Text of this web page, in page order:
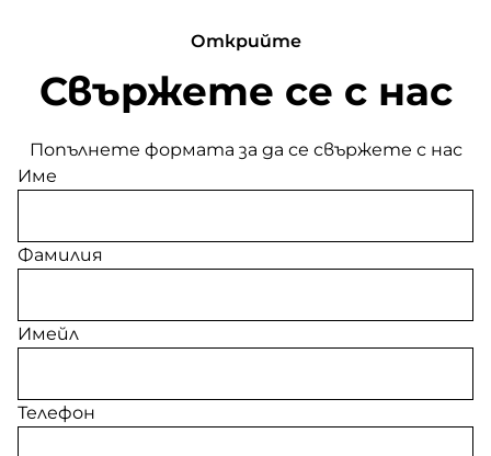
Открийте
Свържете се с нас
Попълнете формата за да се свържете с нас
Име
Фамилия
Имейл
Телефон